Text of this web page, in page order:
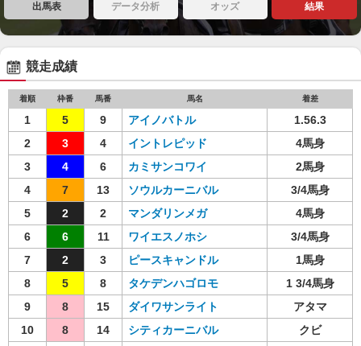
出馬表 データ分析 オッズ 結果
競走成績
着順 枠番 馬番 馬名 着差
1 5 9 アイノバトル
1.56.3
2
3 4 イントレピッド
4馬身
3
4 6 カミサンコワイ
2馬身
4
7 13 ソウルカーニバル
3/4馬身
5
2 2 マンダリンメガ
4馬身
6
6 11 ワイエスノホシ
3/4馬身
7
2 3 ピースキャンドル
1馬身
8
5 8 タケデンハゴロモ
1 3/4馬身
9
8 15 ダイワサンライト
アタマ
10
8 14 シティカーニバル
クビ